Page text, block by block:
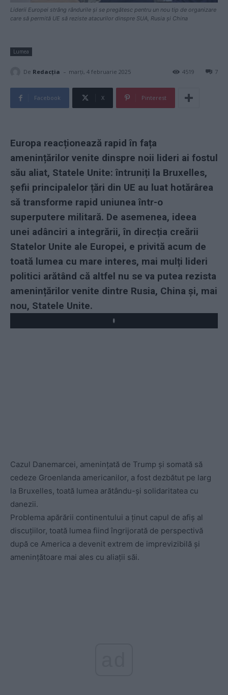
Liderii Europei strâng rândurile și se pregătesc pentru un nou tip de organizare
care să permită UE să reziste atacurilor dinspre SUA, Rusia și China
Lumea
De Redacţia - marți, 4 februarie 2025 7
4519
Facebook X Pinterest
Europa reacționează rapid în fața
amenințărilor venite dinspre noii lideri ai fostul
său aliat, Statele Unite: întruniți la Bruxelles,
șefii principalelor țări din UE au luat hotărârea
să transforme rapid uniunea într-o
superputere militară. De asemenea, ideea
unei adânciri a integrării, în direcția creării
Statelor Unite ale Europei, e privită acum de
toată lumea cu mare interes, mai mulți lideri
politici arătând că altfel nu se va putea rezista
amenințărilor venite dintre Rusia, China și, mai
nou, Statele Unite.
Play
Cazul Danemarcei, amenințată de Trump și somată să
cedeze Groenlanda americanilor, a fost dezbătut pe larg
la Bruxelles, toată lumea arătându-și solidaritatea cu
danezii.
Problema apărării continentului a ținut capul de afiș al
discuțiilor, toată lumea fiind îngrijorată de perspectivă
după ce America a devenit extrem de imprevizibilă și
amenințătoare mai ales cu aliații săi.